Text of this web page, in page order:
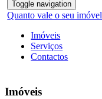
Toggle navigation
Quanto vale o seu imóvel
Imóveis
Serviços
Contactos
Imóveis